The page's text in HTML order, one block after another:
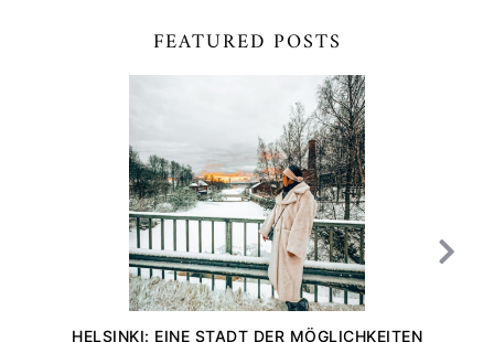
FEATURED POSTS
HELSINKI: EINE STADT DER MÖGLICHKEITEN